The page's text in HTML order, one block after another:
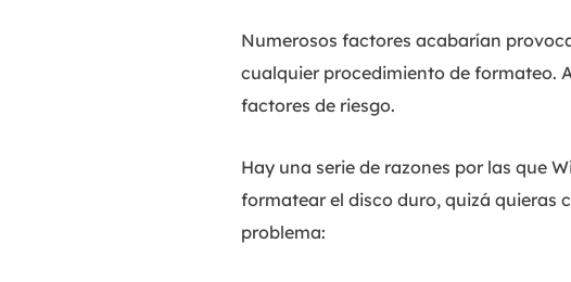
Numerosos factores acabarían
cualquier procedimiento de formateo.
factores de riesgo.
Hay una serie de razones por las que
formatear el disco duro, quizá quieras
problema: